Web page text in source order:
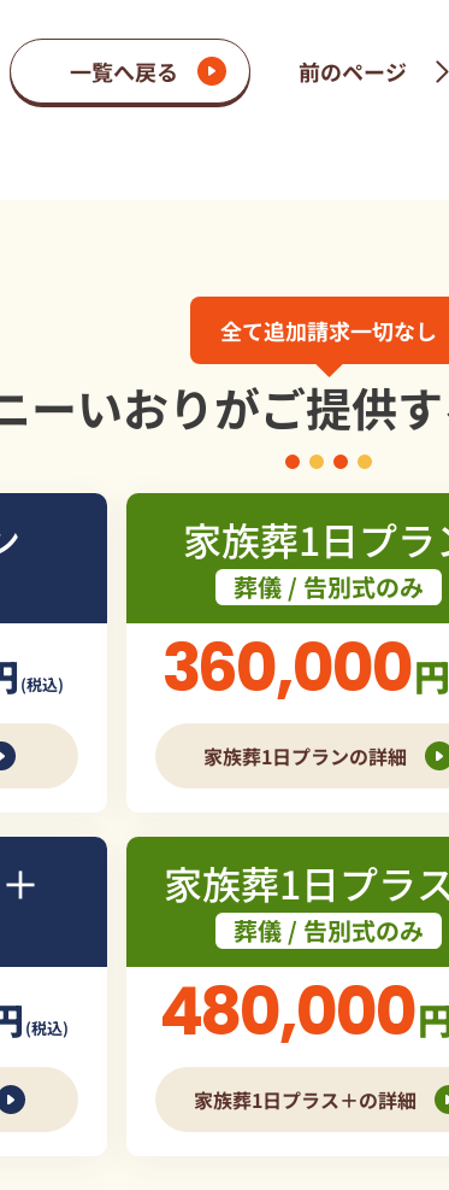
一覧へ戻る 前のページ
全て追加請求一切なし
ーいおりがご提供
(税込)
家族葬1日プラ
葬儀 / 告別式のみ
360,000円
家族葬1日プランの詳細
(税込)
家族葬1日プラ
葬儀 / 告別式のみ
480,000
家族葬1日プラス＋の詳細